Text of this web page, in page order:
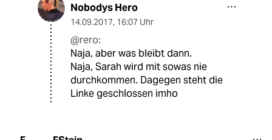
Nobodys Hero
14.09.2017, 16:07 Uhr
@rero:
Naja, aber was bleibt dann.
Naja, Sarah wird mit sowas nie
durchkommen. Dagegen steht die
Linke geschlossen imho